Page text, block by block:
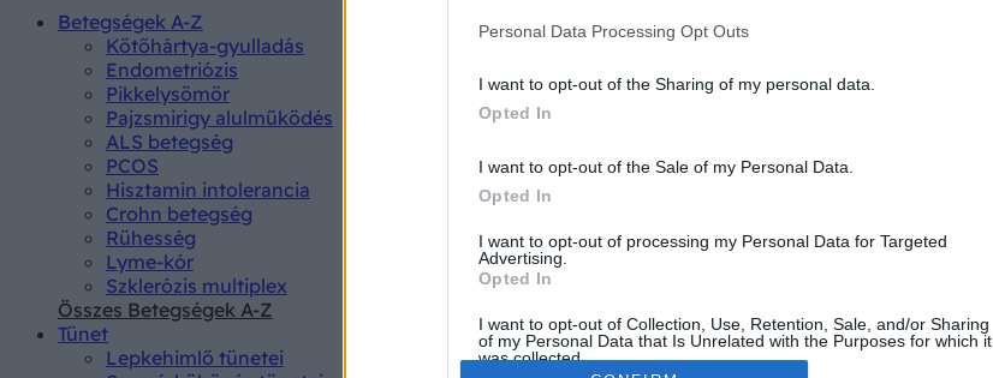
Personal Data Processing Opt Outs
I want to opt-out of the Sharing of my personal data.
Opted In
I want to opt-out of the Sale of my Personal Data.
Opted In
I want to opt-out of processing my Personal Data for Targeted
Advertising.
Opted In
I want to opt-out of Collection, Use, Retention, Sale, and/or Sharing
of my Personal Data that Is Unrelated with the Purposes for which it
was collected.
Betegségek A-Z
Kötőhártya-gyulladás
Endometriózis
Pikkelysömör
Pajzsmirigy alulműködés
ALS betegség
PCOS
Hisztamin intolerancia
Crohn betegség
Rühesség
Lyme-kór
Szklerózis multiplex
Összes Betegségek A-Z
Tünet
Lepkehimlő tünetei